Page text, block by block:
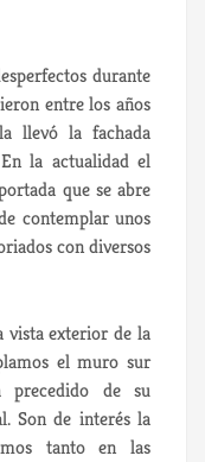
durante
entre los años
llevó la fachada
la actualidad el
que se abre
contemplar unos
con diversos
vista exterior de la
el muro sur
de su
Son de interés la
tanto en las